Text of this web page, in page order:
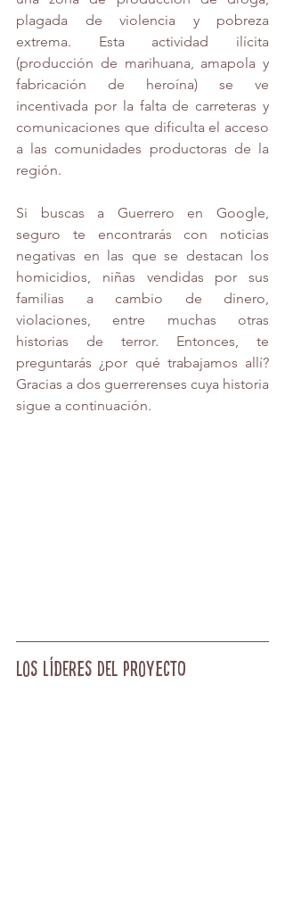
plagada de violencia y pobreza
extrema. Esta actividad ilícita
(producción de marihuana, amapola y
fabricación de heroína) se ve
incentivada por la falta de carreteras y
comunicaciones que dificulta el acceso
a las comunidades productoras de la
región.
Si buscas a Guerrero en Google,
seguro te encontrarás con noticias
negativas en las que se destacan los
homicidios, niñas vendidas por sus
familias a cambio de dinero,
violaciones, entre muchas otras
historias de terror. Entonces, te
preguntarás ¿por qué trabajamos allí?
Gracias a dos guerrerenses cuya historia
sigue a continuación.
Los líderes del proyecto